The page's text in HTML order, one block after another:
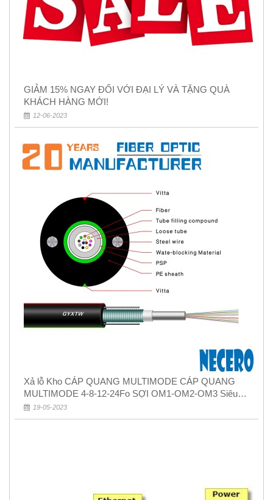
GIẢM 15% NGAY ĐỐI VỚI ĐẠI LÝ VÀ TẶNG QUÀ
KHÁCH HÀNG MỚI!
12-06-2023
Xả lỗ Kho CÁP QUANG MULTIMODE CÁP QUANG
MULTIMODE 4-8-12-24Fo SỢI OM1-OM2-OM3 Siêu
Rẻ 5k
19-05-2023